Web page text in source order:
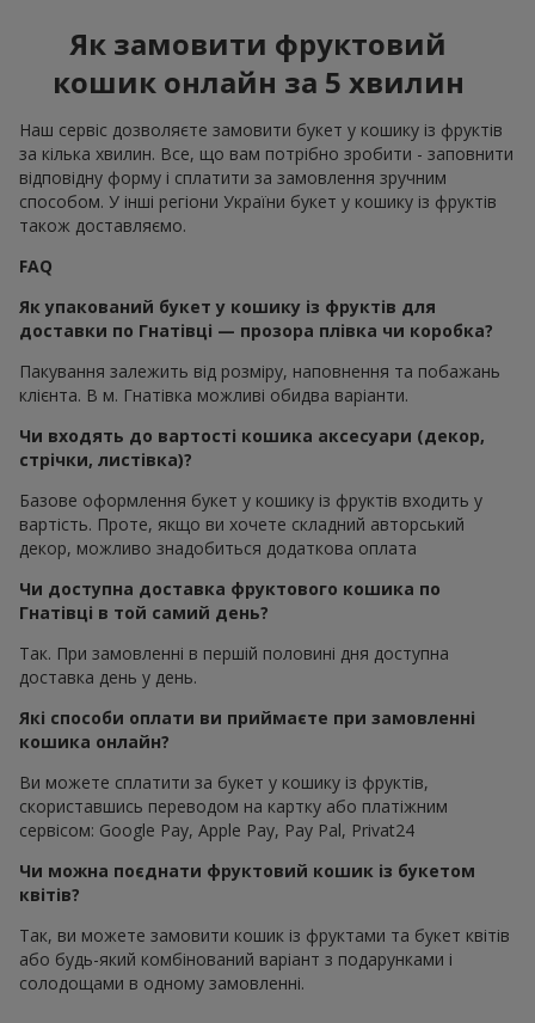
Як замовити фруктовий
кошик онлайн за 5 хвилин
Наш сервіс дозволяєте замовити букет у кошику із фруктів
за кілька хвилин. Все, що вам потрібно зробити - заповнити
відповідну форму і сплатити за замовлення зручним
способом. У інші регіони України букет у кошику із фруктів
також доставляємо.
FAQ
Як упакований букет у кошику із фруктів для
доставки по Гнатівці — прозора плівка чи коробка?
Пакування залежить від розміру, наповнення та побажань
клієнта. В м. Гнатівка можливі обидва варіанти.
Чи входять до вартості кошика аксесуари (декор,
стрічки, листівка)?
Базове оформлення букет у кошику із фруктів входить у
вартість. Проте, якщо ви хочете складний авторський
декор, можливо знадобиться додаткова оплата
Чи доступна доставка фруктового кошика по
Гнатівці в той самий день?
Так. При замовленні в першій половині дня доступна
доставка день у день.
Які способи оплати ви приймаєте при замовленні
кошика онлайн?
Ви можете сплатити за букет у кошику із фруктів,
скориставшись переводом на картку або платіжним
сервісом: Google Pay, Apple Pay, Pay Pal, Privat24
Чи можна поєднати фруктовий кошик із букетом
квітів?
Так, ви можете замовити кошик із фруктами та букет квітів
або будь-який комбінований варіант з подарунками і
солодощами в одному замовленні.